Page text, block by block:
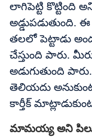
లాగిపెట్టి కొట్టింది
అడ్డుపడుతుంది.
తలలో పెట్టాడు
చేస్తుంది పారు.
అడుగుతుంది
తెలియదు
కార్తీక్
మామయ్య అని